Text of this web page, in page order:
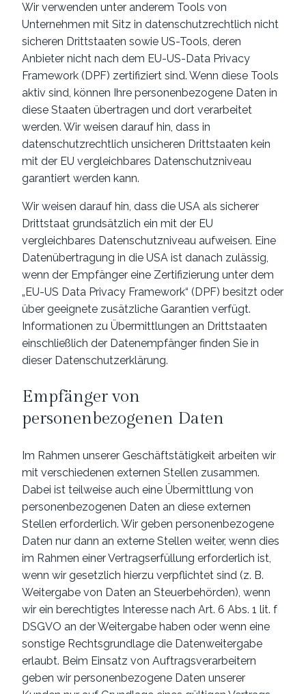
Wir verwenden unter anderem Tools von
Unternehmen mit Sitz in datenschutzrechtlich nicht
sicheren Drittstaaten sowie US-Tools, deren
Anbieter nicht nach dem EU-US-Data Privacy
Framework (DPF) zertifiziert sind. Wenn diese Tools
aktiv sind, können Ihre personenbezogene Daten in
diese Staaten übertragen und dort verarbeitet
werden. Wir weisen darauf hin, dass in
datenschutzrechtlich unsicheren Drittstaaten kein
mit der EU vergleichbares Datenschutzniveau
garantiert werden kann.
Wir weisen darauf hin, dass die USA als sicherer
Drittstaat grundsätzlich ein mit der EU
vergleichbares Datenschutzniveau aufweisen. Eine
Datenübertragung in die USA ist danach zulässig,
wenn der Empfänger eine Zertifizierung unter dem
„EU-US Data Privacy Framework“ (DPF) besitzt oder
über geeignete zusätzliche Garantien verfügt.
Informationen zu Übermittlungen an Drittstaaten
einschließlich der Datenempfänger finden Sie in
dieser Datenschutzerklärung.
Empfänger von
personenbezogenen Daten
Im Rahmen unserer Geschäftstätigkeit arbeiten wir
mit verschiedenen externen Stellen zusammen.
Dabei ist teilweise auch eine Übermittlung von
personenbezogenen Daten an diese externen
Stellen erforderlich. Wir geben personenbezogene
Daten nur dann an externe Stellen weiter, wenn dies
im Rahmen einer Vertragserfüllung erforderlich ist,
wenn wir gesetzlich hierzu verpflichtet sind (z. B.
Weitergabe von Daten an Steuerbehörden), wenn
wir ein berechtigtes Interesse nach Art. 6 Abs. 1 lit. f
DSGVO an der Weitergabe haben oder wenn eine
sonstige Rechtsgrundlage die Datenweitergabe
erlaubt. Beim Einsatz von Auftragsverarbeitern
geben wir personenbezogene Daten unserer